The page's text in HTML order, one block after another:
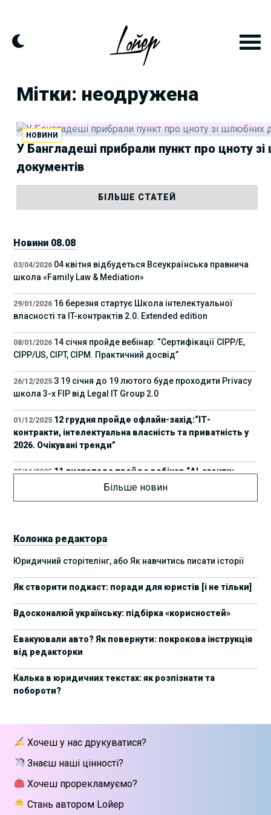
content
Мітки: неодружена
НОВИНИ
У Бангладеші прибрали пункт про цноту
документів
БІЛЬШЕ СТАТЕЙ
Новини 08.08
03/04/2026 04 квітня відбудеться Всеукраїнська правнича
школа «Family Law & Mediation»
29/01/2026 16 березня стартує Школа інтелектуальної
власності та IT-контрактів 2.0. Extended edition
08/01/2026 14 січня пройде вебінар: “Сертифікації СІРР/Е,
CIPP/US, CIPT, CIPM. Практичний досвід”
26/12/2025 З 19 січня до 19 лютого буде проходити Privacy
школа 3-х FIP від Legal IT Group 2.0
01/12/2025 12 грудня пройде офлайн-захід:“ІТ-
контракти, інтелектуальна власність та приватність у
2026. Очікувані тренди”
05/11/2025 11 листопада пройде вебінар “AI-агенти:
прайвесі, IP та комплаєнс ризики”
17 листопада стартує Школа юридичної
підтримки ШІ-проєктів від Legal IT Group
19/09/2025 4 жовтня пройде щорічний забіг до Дня
09/09/2025 10 жовтня пройдуть XII Міжнародні
01/09/2025 15 вересня стартує сучасна школа
IT Group
25/06/2025
Як юристу працювати з IT-договорами?
Навчання від Laba
18/06/2025 АПУ оприлюднила заяву щодо втручання в
Більше новин
Колонка редактора
Юридичний сторітелінг, або Як навчитись писати історії
Як створити подкаст: поради для юристів [і не тільки]
Вдосконалюй українську: підбірка «корисностей»
Евакуювали авто? Як повернути: покрокова інструкція
від редакторки
Калька в юридичних текстах: як розпізнати та
побороти?
Хочеш у нас друкуватися?
Знаєш наші цінності?
Хочеш прорекламуємо?
Стань автором Lойер